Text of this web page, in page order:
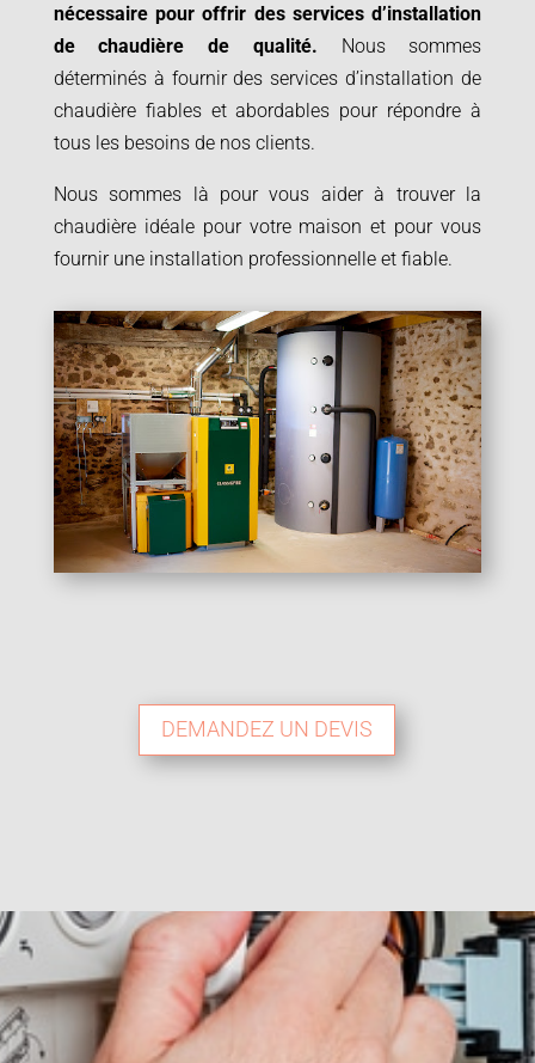
nécessaire pour offrir des services d’installation
de chaudière de qualité. Nous sommes
déterminés à fournir des services d’installation de
chaudière fiables et abordables pour répondre à
tous les besoins de nos clients.
Nous sommes là pour vous aider à trouver la
chaudière idéale pour votre maison et pour vous
fournir une installation professionnelle et fiable.
DEMANDEZ UN DEVIS